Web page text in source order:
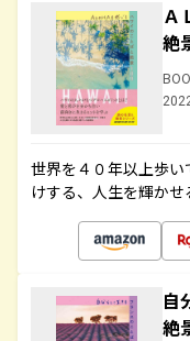
Ａ
絶
世界を４０年以上歩
けする、人生を輝か
自
絶